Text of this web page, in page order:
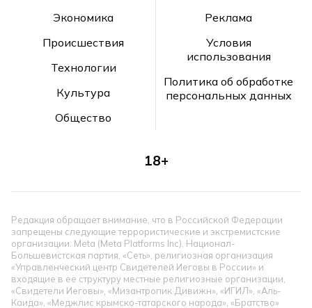
Экономика
Происшествия
Технологии
Культура
Общество
Реклама
Условия
использования
Политика об обработке
персональных данных
18+
Редакция обращает внимание, что в Российской Федерации
запрещены следующие террористические и экстремистские
организации: Meta (Meta Platforms Inc), Национал-
Большевистская партия, «Сеть», религиозная организация
«Управленческий центр Свидетелей Иеговы в России» и
входящие в ее структуру местные религиозные организации,
«Свидетели Иеговы», «Мизантропик Дивижн», «ИГИЛ», «Аль-
Каида», «Меджлис крымско-татарского народа», «Братство»